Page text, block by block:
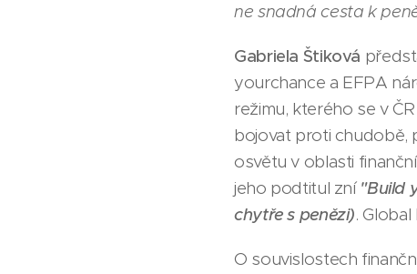
ne snadná cesta k
Gabriela Štiková
yourchance a EFPA
režimu, kterého se v
bojovat proti chudobě,
osvětu v oblasti
jeho podtitul zní "Build
chytře s penězi).
O souvislostech